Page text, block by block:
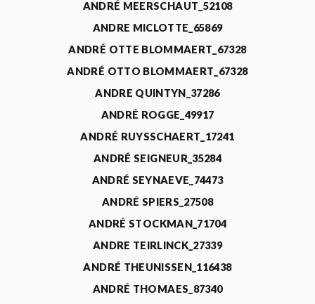
ANDRÉ MEERSCHAUT_52108
ANDRE MICLOTTE_65869
ANDRÉ OTTE BLOMMAERT_67328
ANDRÉ OTTO BLOMMAERT_67328
ANDRE QUINTYN_37286
ANDRÉ ROGGE_49917
ANDRÉ RUYSSCHAERT_17241
ANDRÉ SEIGNEUR_35284
ANDRÉ SEYNAEVE_74473
ANDRÉ SPIERS_27508
ANDRÉ STOCKMAN_71704
ANDRE TEIRLINCK_27339
ANDRÉ THEUNISSEN_116438
ANDRÉ THOMAES_87340